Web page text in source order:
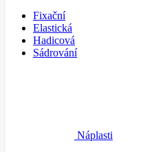
Fixační
Elastická
Hadicová
Sádrování
Náplasti